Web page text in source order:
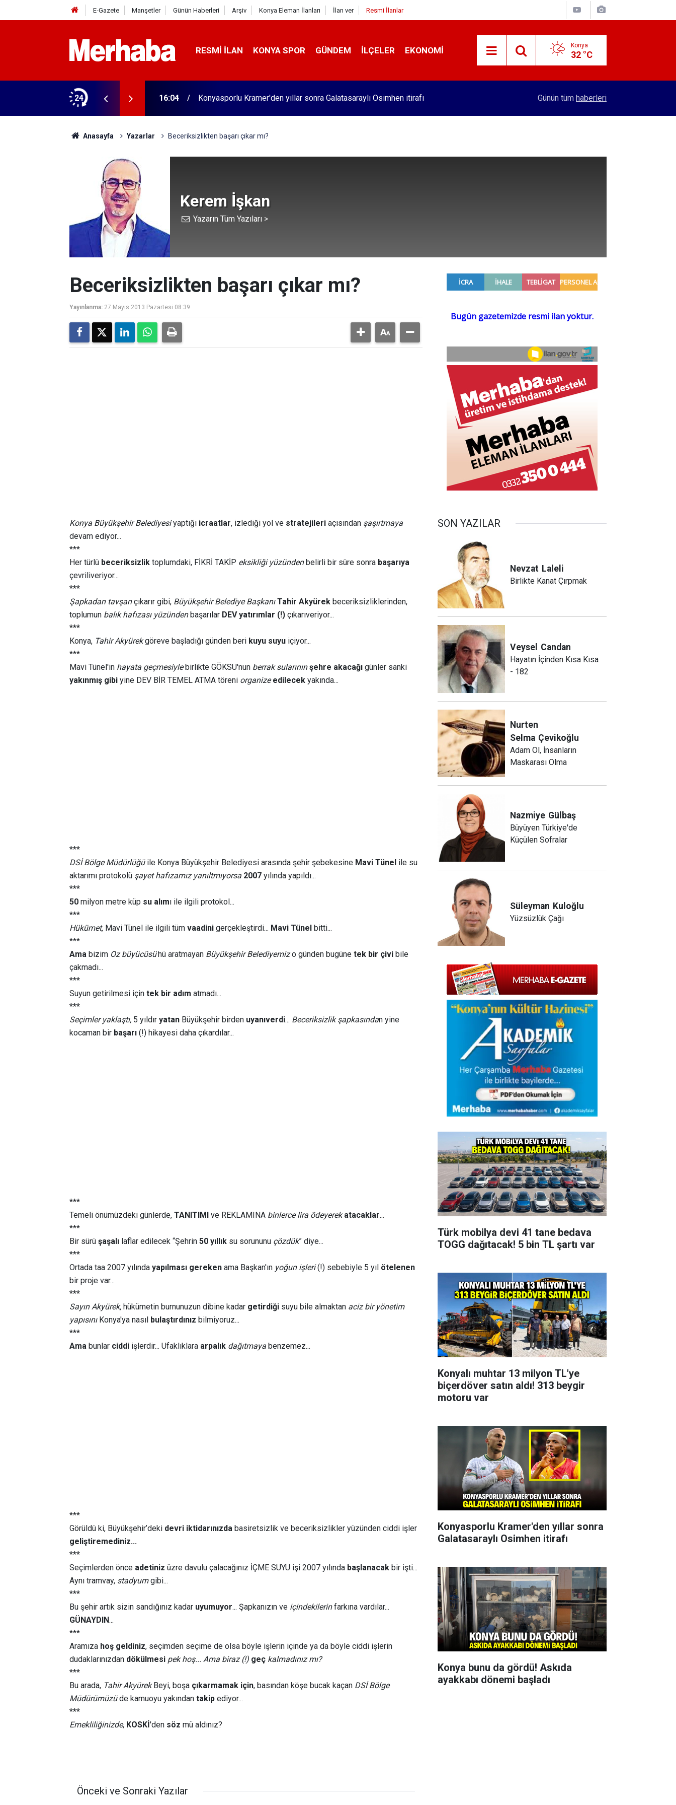
E-Gazete Manşetler Günün Haberleri Arşiv Konya Eleman İlanları İlan ver Resmi İlanlar
RESMI İLAN KONYA SPOR GÜNDEM İLÇELER EKONOMI Konya
32 °C
24
satın aldı! 313 beygir motoru var 16:04 Konyasporlu Kramer'den yıllar sonra Galatasaraylı Osimhen itirafı Merkez Bankası rezervleri açıklandı
Günün tüm haberleri
Anasayfa Yazarlar Beceriksizlikten başarı çıkar mı?
Kerem İşkan
Yazarın Tüm Yazıları >
Beceriksizlikten başarı çıkar mı?
Yayınlanma: 27 Mayıs 2013 Pazartesi 08:39
Konya Büyükşehir Belediyesi yaptığı icraatlar, izlediği yol ve stratejileri açısından şaşırtmaya
devam ediyor...
***
Her türlü beceriksizlik toplumdaki, FİKRİ TAKİP eksikliği yüzünden belirli bir süre sonra başarıya
çevriliveriyor...
***
Şapkadan tavşan çıkarır gibi, Büyükşehir Belediye Başkanı Tahir Akyürek beceriksizliklerinden,
toplumun balık hafızası yüzünden başarılar DEV yatırımlar (!) çıkarıveriyor...
***
Konya, Tahir Akyürek göreve başladığı günden beri kuyu suyu içiyor...
***
Mavi Tünel'in hayata geçmesiyle birlikte GÖKSU'nun berrak sularının şehre akacağı günler sanki
yakınmış gibi yine DEV BİR TEMEL ATMA töreni organize edilecek yakında...
***
DSİ Bölge Müdürlüğü ile Konya Büyükşehir Belediyesi arasında şehir şebekesine Mavi Tünel ile su
aktarımı protokolü şayet hafızamız yanıltmıyorsa 2007 yılında yapıldı...
***
50 milyon metre küp su alımı ile ilgili protokol...
***
Hükümet, Mavi Tünel ile ilgili tüm vaadini gerçekleştirdi... Mavi Tünel bitti...
***
Ama bizim Oz büyücüsü'nü aratmayan Büyükşehir Belediyemiz o günden bugüne tek bir çivi bile
çakmadı...
***
Suyun getirilmesi için tek bir adım atmadı...
***
Seçimler yaklaştı, 5 yıldır yatan Büyükşehir birden uyanıverdi... Beceriksizlik şapkasından yine
kocaman bir başarı (!) hikayesi daha çıkardılar...
***
Temeli önümüzdeki günlerde, TANITIMI ve REKLAMINA binlerce lira ödeyerek atacaklar...
***
Bir sürü şaşalı laflar edilecek “Şehrin 50 yıllık su sorununu çözdük” diye...
***
Ortada taa 2007 yılında yapılması gereken ama Başkan'ın yoğun işleri (!) sebebiyle 5 yıl ötelenen
bir proje var...
***
Sayın Akyürek, hükümetin burnunuzun dibine kadar getirdiği suyu bile almaktan aciz bir yönetim
yapısını Konya'ya nasıl bulaştırdınız bilmiyoruz...
***
Ama bunlar ciddi işlerdir... Ufaklıklara arpalık dağıtmaya benzemez...
***
Görüldü ki, Büyükşehir’deki devri iktidarınızda basiretsizlik ve beceriksizlikler yüzünden ciddi işler
geliştiremediniz...
***
Seçimlerden önce adetiniz üzre davulu çalacağınız İÇME SUYU işi 2007 yılında başlanacak bir işti...
Aynı tramvay, stadyum gibi...
***
Bu şehir artık sizin sandığınız kadar uyumuyor... Şapkanızın ve içindekilerin farkına vardılar...
GÜNAYDIN...
***
Aramıza hoş geldiniz, seçimden seçime de olsa böyle işlerin içinde ya da böyle ciddi işlerin
dudaklarınızdan dökülmesi pek hoş... Ama biraz (!) geç kalmadınız mı?
***
Bu arada, Tahir Akyürek Beyi, boşa çıkarmamak için, basından köşe bucak kaçan DSİ Bölge
Müdürümüzü de kamuoyu yakından takip ediyor...
***
Emekliliğinizde, KOSKİ'den söz mü aldınız?
Önceki ve Sonraki Yazılar
SON YAZILAR
Nevzat Laleli
Birlikte Kanat Çırpmak
Veysel Candan
Hayatın İçinden Kısa Kısa
- 182
Nurten
Selma Çevikoğlu
Adam Ol, İnsanların
Maskarası Olma
Nazmiye Gülbaş
Büyüyen Türkiye'de
Küçülen Sofralar
Süleyman Kuloğlu
Yüzsüzlük Çağı
Türk mobilya devi 41 tane bedava
TOGG dağıtacak! 5 bin TL şartı var
Konyalı muhtar 13 milyon TL'ye
biçerdöver satın aldı! 313 beygir
motoru var
Konyasporlu Kramer'den yıllar sonra
Galatasaraylı Osimhen itirafı
Konya bunu da gördü! Askıda
ayakkabı dönemi başladı